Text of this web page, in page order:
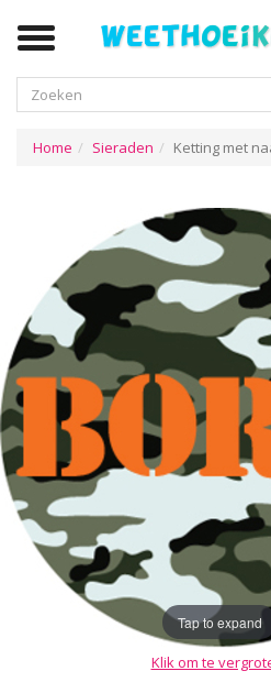
Zoeken
Home Sieraden Ketting met
Tap to expand
Klik om te